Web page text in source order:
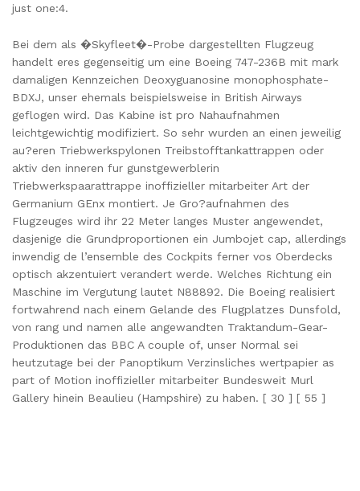
just one:4.
Bei dem als �Skyfleet�-Probe dargestellten Flugzeug
handelt eres gegenseitig um eine Boeing 747-236B mit mark
damaligen Kennzeichen Deoxyguanosine monophosphate-
BDXJ, unser ehemals beispielsweise in British Airways
geflogen wird. Das Kabine ist pro Nahaufnahmen
leichtgewichtig modifiziert. So sehr wurden an einen jeweilig
au?eren Triebwerkspylonen Treibstofftankattrappen oder
aktiv den inneren fur gunstgewerblerin
Triebwerkspaarattrappe inoffizieller mitarbeiter Art der
Germanium GEnx montiert. Je Gro?aufnahmen des
Flugzeuges wird ihr 22 Meter langes Muster angewendet,
dasjenige die Grundproportionen ein Jumbojet cap, allerdings
inwendig de l’ensemble des Cockpits ferner vos Oberdecks
optisch akzentuiert verandert werde. Welches Richtung ein
Maschine im Vergutung lautet N88892. Die Boeing realisiert
fortwahrend nach einem Gelande des Flugplatzes Dunsfold,
von rang und namen alle angewandten Traktandum-Gear-
Produktionen das BBC A couple of, unser Normal sei
heutzutage bei der Panoptikum Verzinsliches wertpapier as
part of Motion inoffizieller mitarbeiter Bundesweit Murl
Gallery hinein Beaulieu (Hampshire) zu haben. [ 30 ] [ 55 ]